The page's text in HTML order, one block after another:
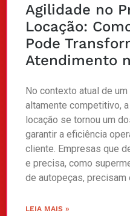
Agilidade no
Locação:
Pode
Atendimento
No contexto atual de
altamente competitivo,
locação se tornou um
garantir a eficiência
cliente. Empresas que
e precisa, como
de autopeças,
LEIA MAIS »